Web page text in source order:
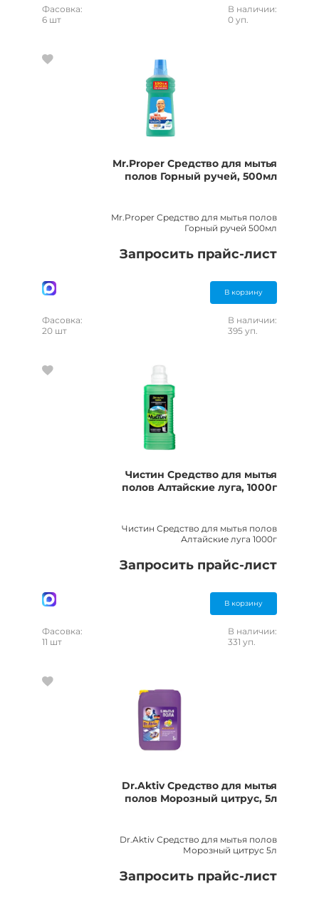
Фасовка:
6 шт
В наличии:
0 уп.
Mr.Proper Средство для мытья
полов Горный ручей, 500мл
Mr.Proper Средство для мытья полов
Горный ручей 500мл
Запросить прайс-лист
В корзину
Фасовка:
20 шт
В наличии:
395 уп.
Чистин Средство для мытья
полов Алтайские луга, 1000г
Чистин Средство для мытья полов
Алтайские луга 1000г
Запросить прайс-лист
В корзину
Фасовка:
11 шт
В наличии:
331 уп.
Dr.Aktiv Средство для мытья
полов Морозный цитрус, 5л
Dr.Aktiv Средство для мытья полов
Морозный цитрус 5л
Запросить прайс-лист